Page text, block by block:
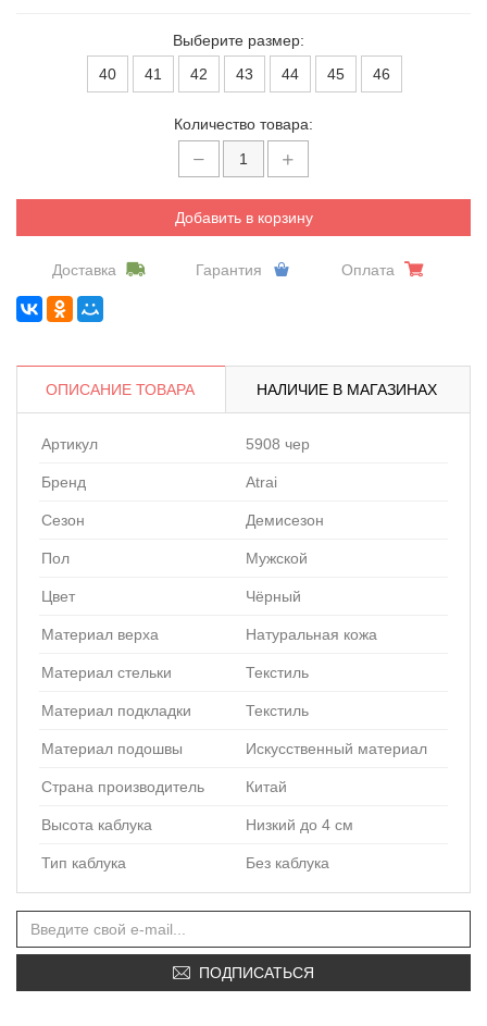
Выберите размер:
40
41 42 43 44 45 46
Количество товара:
Добавить в корзину
Доставка Гарантия Оплата
ОПИСАНИЕ ТОВАРА НАЛИЧИЕ В МАГАЗИНАХ
Артикул 5908 чер
Бренд Atrai
Сезон Демисезон
Пол Мужской
Цвет Чёрный
Материал верха Натуральная кожа
Материал стельки Текстиль
Материал подкладки Текстиль
Материал подошвы Искусственный материал
Страна производитель Китай
Высота каблука Низкий до 4 см
Тип каблука Без каблука
ПОДПИСАТЬСЯ